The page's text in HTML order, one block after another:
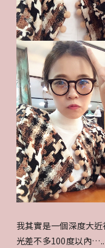
我其實是一個深度大
光差不多100度以內